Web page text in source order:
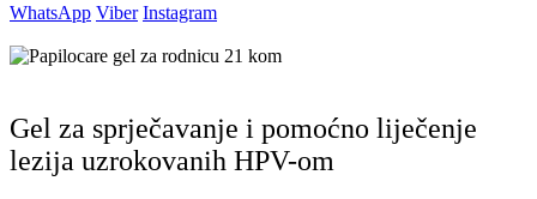
WhatsApp Viber Instagram
Gel za sprječavanje i pomoćno liječenje
lezija uzrokovanih HPV-om